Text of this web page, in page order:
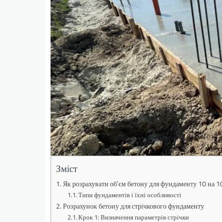
Зміст
Як розрахувати об’єм бетону для фундаменту 10 на
Типи фундаментів і їхні особливості
Розрахунок бетону для стрічкового фундаменту
Крок 1: Визначення параметрів стрічки